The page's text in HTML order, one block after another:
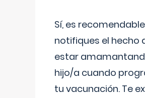
Sí, es
notifiques el hecho
estar
hijo/a cuando
tu vacunación. Te